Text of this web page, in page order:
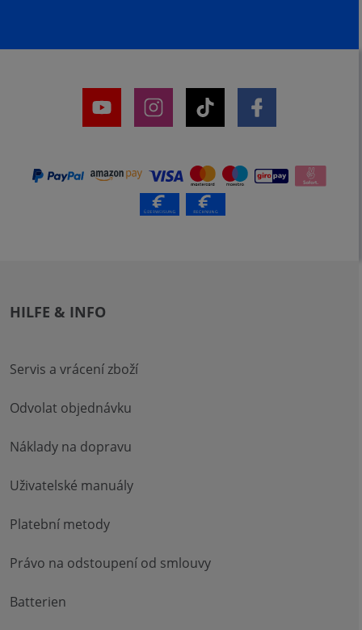
HILFE & INFO
Servis a vrácení zboží
Odvolat objednávku
Náklady na dopravu
Uživatelské manuály
Platební metody
Právo na odstoupení od smlouvy
Batterien